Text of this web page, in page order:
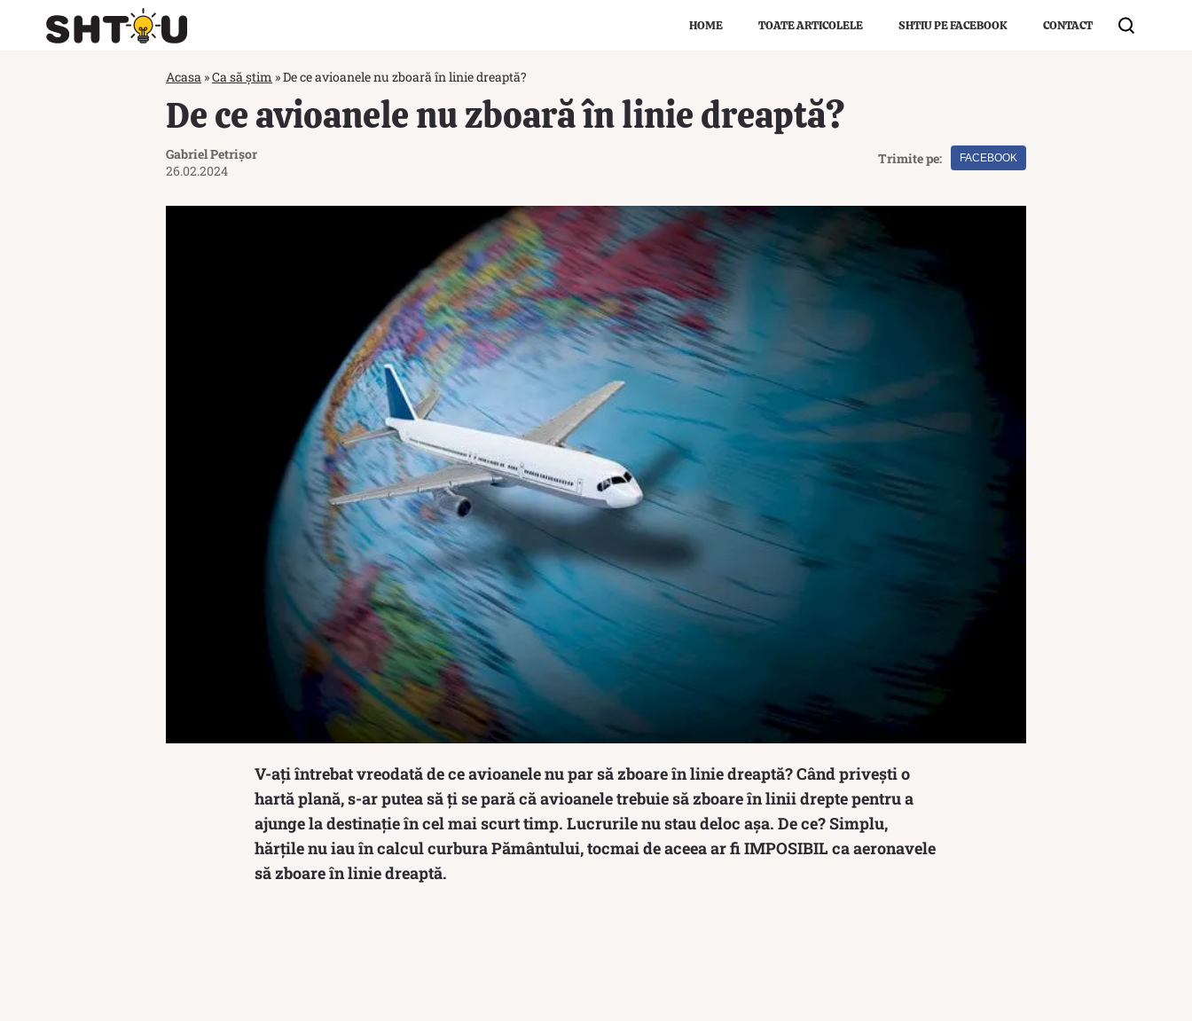
HOME TOATE ARTICOLELE SHTIU PE FACEBOOK CONTACT
Acasa »Ca să știm »De ce avioanele nu zboară în linie dreaptă?
De ce avioanele nu zboară în linie dreaptă?
Gabriel Petrișor
26.02.2024
Trimite pe: FACEBOOK
V-ați întrebat vreodată de ce avioanele nu par să zboare în linie dreaptă? Când privești o
hartă plană, s-ar putea să ți se pară că avioanele trebuie să zboare în linii drepte pentru a
ajunge la destinație în cel mai scurt timp. Lucrurile nu stau deloc așa. De ce? Simplu,
hărțile nu iau în calcul curbura Pământului, tocmai de aceea ar fi IMPOSIBIL ca aeronavele
să zboare în linie dreaptă.